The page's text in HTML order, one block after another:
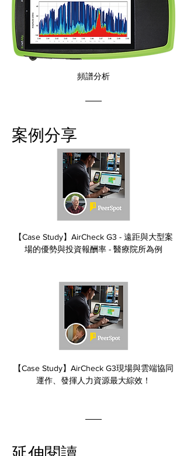
頻譜分析
案例分享
【Case Study】AirCheck G3 - 遠距與大型案
場的優勢與投資報酬率 - 醫療院所為例
【Case Study】AirCheck G3現場與雲端協同
運作、發揮人力資源最大綜效！